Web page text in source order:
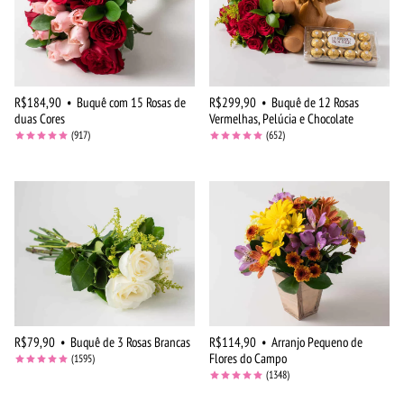
R$184,90 • Buquê com 15 Rosas de
duas Cores
(917)
R$299,90 • Buquê de 12 Rosas
Vermelhas, Pelúcia e Chocolate
(652)
R$79,90 • Buquê de 3 Rosas Brancas
(1595)
R$114,90 • Arranjo Pequeno de
Flores do Campo
(1348)